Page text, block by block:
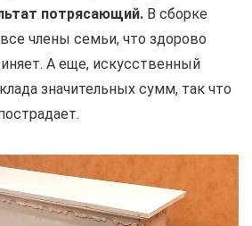
потрясающий. В сборке
члены семьи, что здорово
А еще, искусственный
значительных сумм, так что